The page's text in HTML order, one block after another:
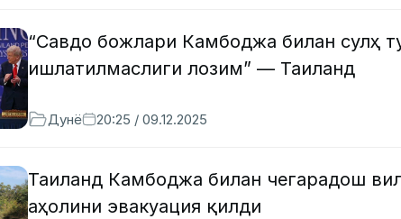
“Савдо божлари Камбоджа билан сулҳ
ишлатилмаслиги лозим” — Таиланд
Дунё 20:25 / 09.12.2025
Таиланд Камбоджа билан чегарадош
аҳолини эвакуация қилди